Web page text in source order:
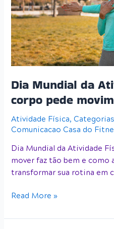
Dia Mundial da
corpo pede
Atividade Física,Categorias
Comunicacao Casa do
Dia Mundial da Atividade
mover faz tão bem e como
transformar sua rotina em
Física:
seu
corpo
pede
movimento
Read More »